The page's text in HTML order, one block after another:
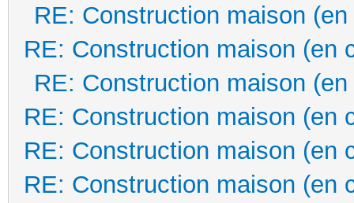
RE: Construction maison
RE: Construction maison (en
RE: Construction maison
RE: Construction maison (en
RE: Construction maison (en
RE: Construction maison (en